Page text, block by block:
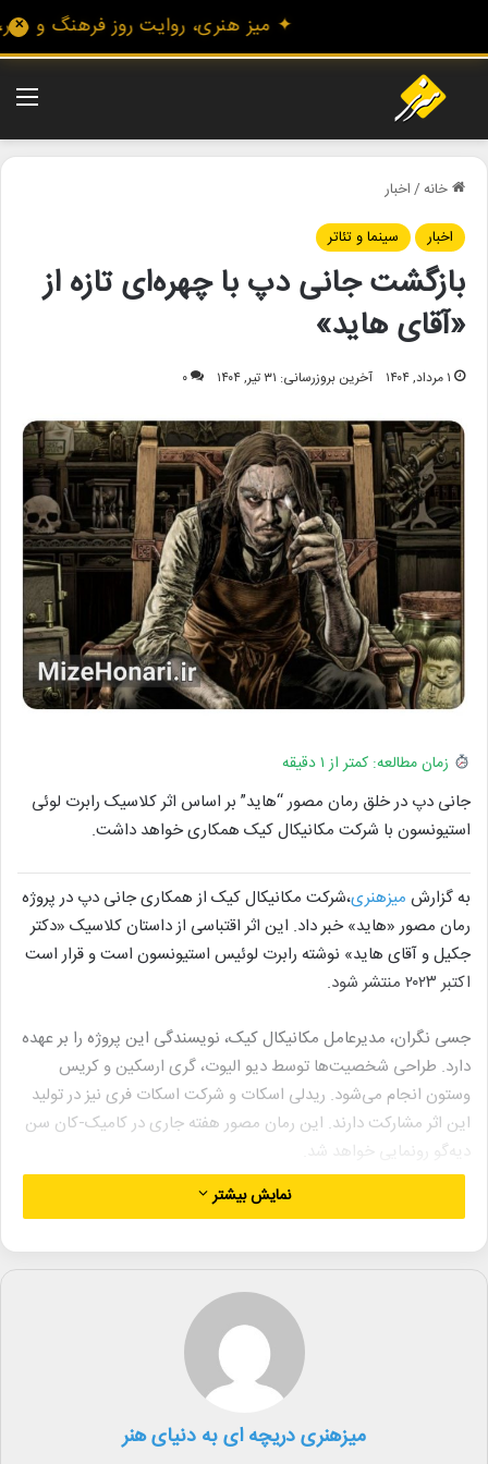
خانه/اخبار
اخبار
سینما و تئاتر
بازگشت جانی دپ با چهره‌ای تازه از
«آقای هاید»
۱ مرداد, ۱۴۰۴ آخرین بروزرسانی: ۳۱ تیر, ۱۴۰۴ ۰
زمان مطالعه: کمتر از ۱ دقیقه
جانی دپ در خلق رمان مصور “هاید” بر اساس اثر کلاسیک رابرت لوئی
استیونسون با شرکت مکانیکال کیک همکاری خواهد داشت.
به گزارش میزهنری،شرکت مکانیکال کیک از همکاری جانی دپ در پروژه
رمان مصور «هاید» خبر داد. این اثر اقتباسی از داستان کلاسیک «دکتر
جکیل و آقای هاید» نوشته رابرت لوئیس استیونسون است و قرار است
اکتبر ۲۰۲۳ منتشر شود.
جسی نگران، مدیرعامل مکانیکال کیک، نویسندگی این پروژه را بر عهده
دارد. طراحی شخصیت‌ها توسط دیو الیوت، گری ارسکین و کریس
وستون انجام می‌شود. ریدلی اسکات و شرکت اسکات فری نیز در تولید
این اثر مشارکت دارند. این رمان مصور هفته جاری در کامیک-کان سن
دیه‌گو رونمایی خواهد شد.
داستان جدید به زندگی آقای هاید پس از غلبه بر دکتر جکیل می‌پردازد.
فاضلاب‌های لندن پنهان شده و با استفاده از سرمی خاص، دیگران را به
جانی دپ در بیانیه‌ای این همکاری را فرصتی استثنایی خواند و گفت:
«کار با اسکات و بازآفرینی این اثر کلاسیک برایم افتخار بزرگی است».
این بازیگر پس از جنجال‌های حقوقی اخیرش، بیشتر بر پروژه‌های
شخصی مانند فیلم «مودی» که خود کارگردانی کرده و «روز نوش» با
نمایش بیشتر
میزهنری دریچه ای به دنیای هنر
✕ ✦ میز هنری، روایت روز فرهنگ و